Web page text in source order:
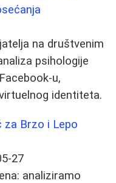
na društvenim
psihologije
u,
identiteta.
za Brzo i Lepo
27
analiziramo